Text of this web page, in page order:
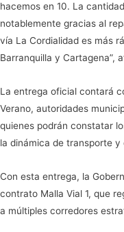
hacemos en 10. La
notablemente gracias al
vía La Cordialidad es más
Barranquilla y Cartagena”,
La entrega oficial contará
Verano, autoridades
quienes podrán constatar
la dinámica de transporte
Con esta entrega, la
contrato Malla Vial 1, que
a múltiples corredores